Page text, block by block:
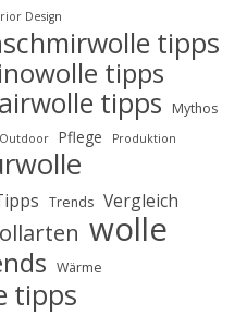
Design
tipps
tipps
tipps Mythos
Outdoor Pflege Produktion
Trends Vergleich
wolle
Wärme
tipps